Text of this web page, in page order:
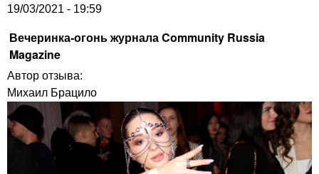
19/03/2021 - 19:59
Вечеринка-огонь журнала Community Russia
Magazine
Автор отзыва:
Михаил Брацило